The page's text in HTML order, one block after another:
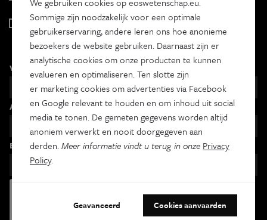
Tweewekelijks
Iedereen wetenschapper
Maandelijks
Voornaam
Achternaam
Email
Sommige zijn noodzakelijk voor een optimale
gebruikerservaring, andere leren ons hoe anonieme
bezoekers de website gebruiken. Daarnaast zijn er
analytische cookies om onze producten te kunnen
evalueren en optimaliseren. Ten slotte zijn
er marketing cookies om advertenties via Facebook
en Google relevant te houden en om inhoud uit social
media te tonen. De gemeten gegevens worden altijd
anoniem verwerkt en nooit doorgegeven aan
derden.Meer informatie vindt u terug in onze Privacy
Policy.
Geavanceerd Cookies aanvaarden